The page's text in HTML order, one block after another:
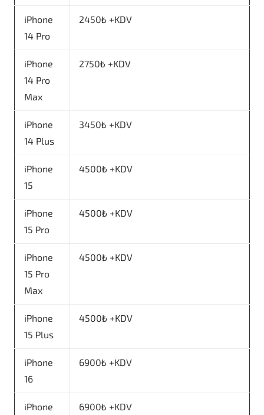
iPhone
14 Pro
2450₺ +KDV
iPhone
14 Pro
Max
2750₺ +KDV
iPhone
14 Plus
3450₺ +KDV
iPhone
15
4500₺ +KDV
iPhone
15 Pro
4500₺ +KDV
iPhone
15 Pro
Max
4500₺ +KDV
iPhone
15 Plus
4500₺ +KDV
iPhone
16
6900₺ +KDV
iPhone
6900₺ +KDV